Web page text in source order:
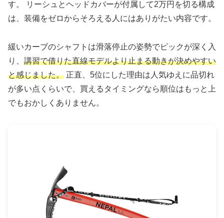
す。 リーシュとヘッドカバーが付属して2万円を切る構成
は、装備をゼロからそろえる人にはありがたい内容です。
緩いカーブのシャフトは滑落停止の姿勢でピックが深く入
り、 講習で借りた直線モデルより止まる動きが決めやすい
と感じました。 正直、5位にした理由は人気ゆえに品切れ
が多い点くらいで、買えるタイミングなら順位はもっと上
でもおかしくありません。